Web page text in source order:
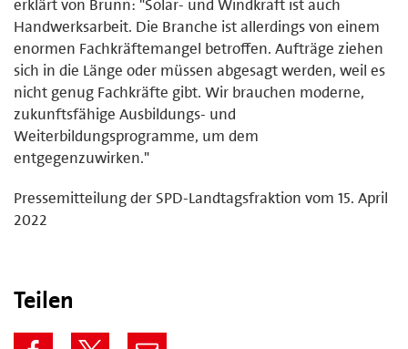
erklärt von Brunn: "Solar- und Windkraft ist auch
Handwerksarbeit. Die Branche ist allerdings von einem
enormen Fachkräftemangel betroffen. Aufträge ziehen
sich in die Länge oder müssen abgesagt werden, weil es
nicht genug Fachkräfte gibt. Wir brauchen moderne,
zukunftsfähige Ausbildungs- und
Weiterbildungsprogramme, um dem
entgegenzuwirken."
Pressemitteilung der SPD-Landtagsfraktion vom 15. April
2022
Teilen